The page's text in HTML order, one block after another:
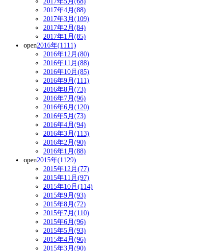
2017年4月(88)
2017年3月(109)
2017年2月(84)
2017年1月(85)
open2016年(1111)
2016年12月(80)
2016年11月(88)
2016年10月(85)
2016年9月(111)
2016年8月(73)
2016年7月(96)
2016年6月(120)
2016年5月(73)
2016年4月(94)
2016年3月(113)
2016年2月(90)
2016年1月(88)
open2015年(1129)
2015年12月(77)
2015年11月(97)
2015年10月(114)
2015年9月(93)
2015年8月(72)
2015年7月(110)
2015年6月(96)
2015年5月(93)
2015年4月(96)
2015年3月(90)